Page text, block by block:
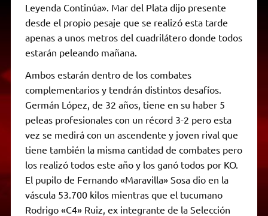
Leyenda Continúa». Mar del Plata dijo presente
desde el propio pesaje que se realizó esta tarde
apenas a unos metros del cuadrilátero donde todos
estarán peleando mañana.
Ambos estarán dentro de los combates
complementarios y tendrán distintos desafíos.
Germán López, de 32 años, tiene en su haber 5
peleas profesionales con un récord 3-2 pero esta
vez se medirá con un ascendente y joven rival que
tiene también la misma cantidad de combates pero
los realizó todos este año y los ganó todos por KO.
El pupilo de Fernando «Maravilla» Sosa dio en la
váscula 53.700 kilos mientras que el tucumano
Rodrigo «C4» Ruiz, ex integrante de la Selección